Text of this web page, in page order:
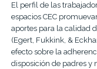
El perfil de las
espacios CEC
aportes para la calidad
(Egert, Fukkink, &
efecto sobre la
disposición de padres y